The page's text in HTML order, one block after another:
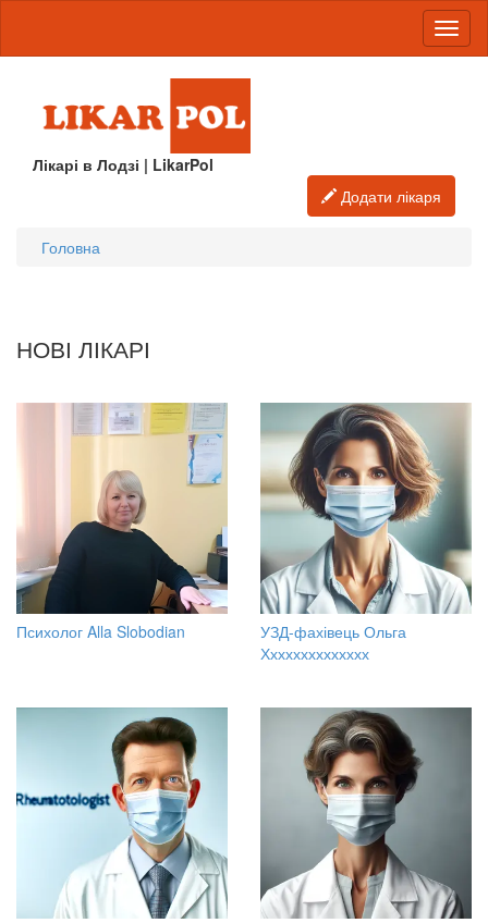
Лікарі в Лодзі | LikarPol
Додати лікаря
Головна
НОВІ ЛІКАРІ
Психолог Alla Slobodian
УЗД-фахівець Ольга
Хххххххххххххх